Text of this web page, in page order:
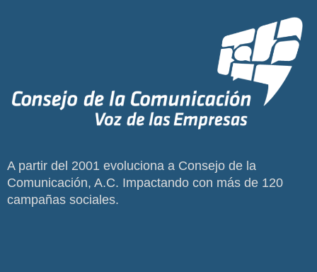
A partir del 2001 evoluciona a Consejo de la
Comunicación, A.C. Impactando con más de 120
campañas sociales.